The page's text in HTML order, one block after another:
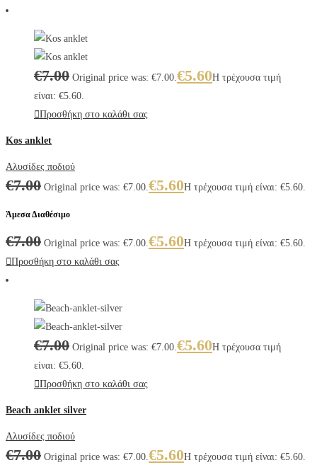
€7.00 Original price was: €7.00.€5.60Η τρέχουσα τιμή
είναι: €5.60.
Προσθήκη στο καλάθι σας
Kos anklet
Αλυσίδες ποδιού
€7.00 Original price was: €7.00.€5.60Η τρέχουσα τιμή είναι: €5.60.
Άμεσα Διαθέσιμο
€7.00 Original price was: €7.00.€5.60Η τρέχουσα τιμή είναι: €5.60.
Προσθήκη στο καλάθι σας
€7.00 Original price was: €7.00.€5.60Η τρέχουσα τιμή
είναι: €5.60.
Προσθήκη στο καλάθι σας
Beach anklet silver
Αλυσίδες ποδιού
€7.00 Original price was: €7.00.€5.60Η τρέχουσα τιμή είναι: €5.60.